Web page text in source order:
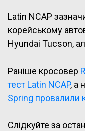
Latin NCAP
корейському
Hyundai Tucson,
Раніше кросовер
тест Latin NCAP, а
Spring провалили
Слідкуйте за